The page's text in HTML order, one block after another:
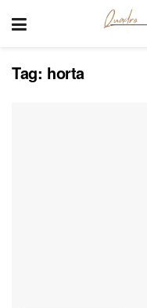
Tag: horta